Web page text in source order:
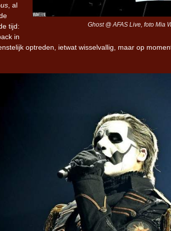
Ghost @ AFAS Live, foto Mia
, al
tijd:
in
optreden, ietwat wisselvallig, maar op